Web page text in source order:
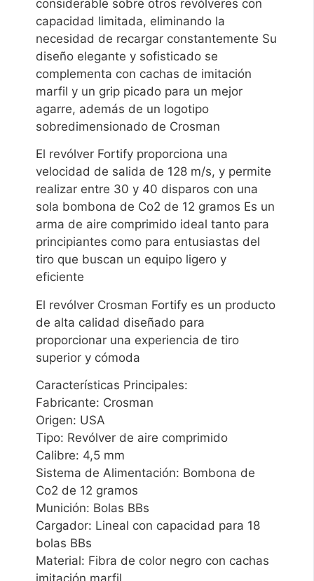
considerable sobre otros revólveres con
capacidad limitada, eliminando la
necesidad de recargar constantemente Su
diseño elegante y sofisticado se
complementa con cachas de imitación
marfil y un grip picado para un mejor
agarre, además de un logotipo
sobredimensionado de Crosman
El revólver Fortify proporciona una
velocidad de salida de 128 m/s, y permite
realizar entre 30 y 40 disparos con una
sola bombona de Co2 de 12 gramos Es un
arma de aire comprimido ideal tanto para
principiantes como para entusiastas del
tiro que buscan un equipo ligero y
eficiente
El revólver Crosman Fortify es un producto
de alta calidad diseñado para
proporcionar una experiencia de tiro
superior y cómoda
Características Principales:
Fabricante: Crosman
Origen: USA
Tipo: Revólver de aire comprimido
Calibre: 4,5 mm
Sistema de Alimentación: Bombona de
Co2 de 12 gramos
Munición: Bolas BBs
Cargador: Lineal con capacidad para 18
bolas BBs
Material: Fibra de color negro con cachas
imitación marfil